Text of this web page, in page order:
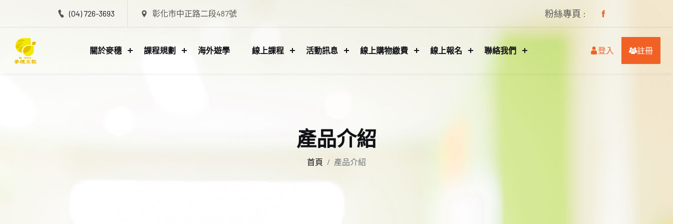
(04) 726-3693 彰化市中正路二段487號 粉絲專頁 :
關於麥穗 課程規劃 海外遊學 線上課程 活動訊息 線上購物繳費 線上報名 聯絡我們 登入 註冊
產品介紹
首頁 產品介紹